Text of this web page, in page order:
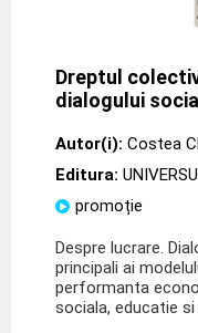
Dreptul
dialogului
Autor(i): Costea
Editura:
promoție
Despre lucrare.
principali ai
performanta
sociala, educatie